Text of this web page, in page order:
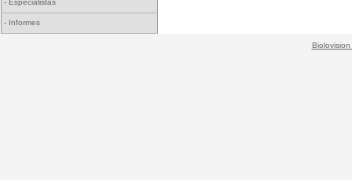
- Especialistas
- Informes
Biolovision